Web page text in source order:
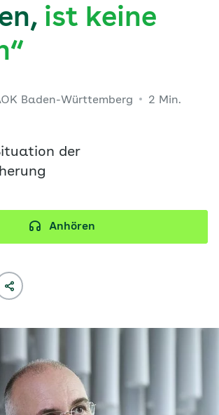
ist keine
Baden-Württemberg
2 Min.
der
Anhören